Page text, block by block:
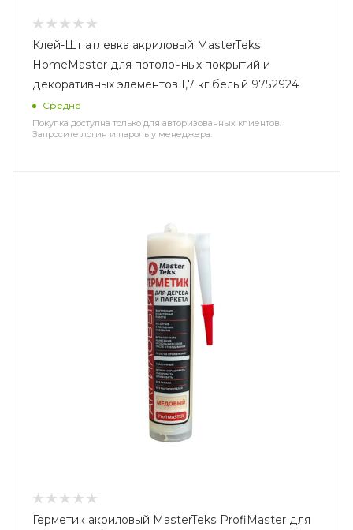
Клей-Шпатлевка акриловый MasterTeks
HomeMaster для потолочных покрытий и
декоративных элементов 1,7 кг белый 9752924
Средне
Покупка доступна только для авторизованных клиентов.
Запросите логин и пароль у менеджера.
Герметик акриловый MasterTeks ProfiMaster для